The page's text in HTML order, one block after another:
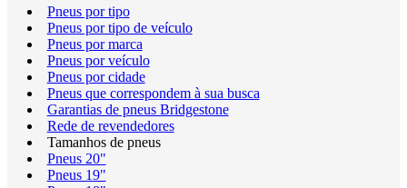
Pneus por tipo
Pneus por tipo de veículo
Pneus por marca
Pneus por veículo
Pneus por cidade
Pneus que correspondem à sua busca
Garantias de pneus Bridgestone
Rede de revendedores
Tamanhos de pneus
Pneus 20"
Pneus 19"